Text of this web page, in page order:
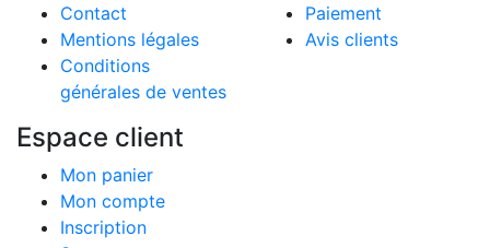
Contact
Mentions légales
Conditions
générales de ventes
Paiement
Avis clients
Espace client
Mon panier
Mon compte
Inscription